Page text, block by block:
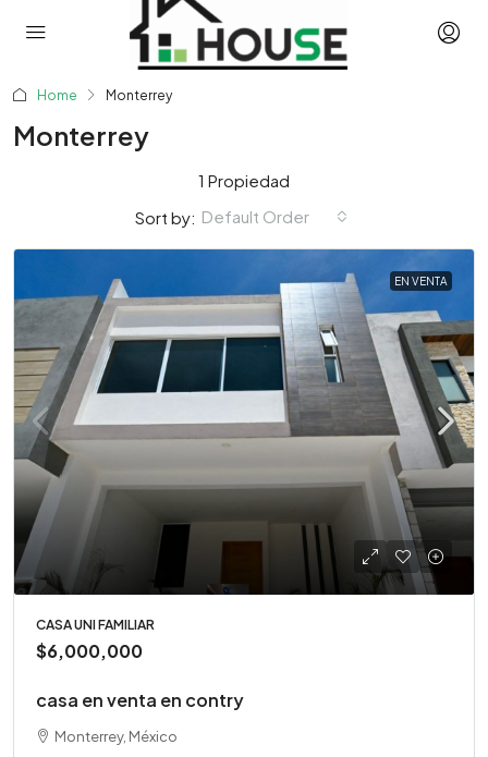
Home Monterrey
Monterrey
1 Propiedad
Sort by: Default Order
EN VENTA
CASA UNI FAMILIAR
$6,000,000
casa en venta en contry
Monterrey, México